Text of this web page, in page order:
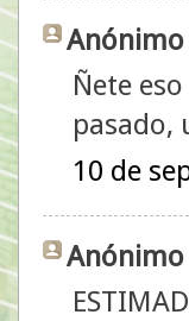
Ñete
pasado,
10 de